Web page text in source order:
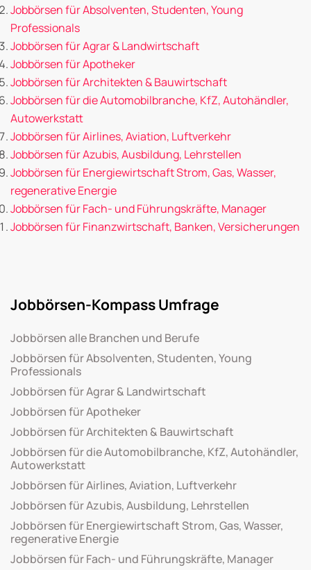
Jobbörsen für Absolventen, Studenten, Young
Professionals
Jobbörsen für Agrar & Landwirtschaft
Jobbörsen für Apotheker
Jobbörsen für Architekten & Bauwirtschaft
Jobbörsen für die Automobilbranche, KfZ, Autohändler,
Autowerkstatt
Jobbörsen für Airlines, Aviation, Luftverkehr
Jobbörsen für Azubis, Ausbildung, Lehrstellen
Jobbörsen für Energiewirtschaft Strom, Gas, Wasser,
regenerative Energie
Jobbörsen für Fach- und Führungskräfte, Manager
Jobbörsen für Finanzwirtschaft, Banken, Versicherungen
Jobbörsen-Kompass Umfrage
Jobbörsen alle Branchen und Berufe
Jobbörsen für Absolventen, Studenten, Young
Professionals
Jobbörsen für Agrar & Landwirtschaft
Jobbörsen für Apotheker
Jobbörsen für Architekten & Bauwirtschaft
Jobbörsen für die Automobilbranche, KfZ, Autohändler,
Autowerkstatt
Jobbörsen für Airlines, Aviation, Luftverkehr
Jobbörsen für Azubis, Ausbildung, Lehrstellen
Jobbörsen für Energiewirtschaft Strom, Gas, Wasser,
regenerative Energie
Jobbörsen für Fach- und Führungskräfte, Manager